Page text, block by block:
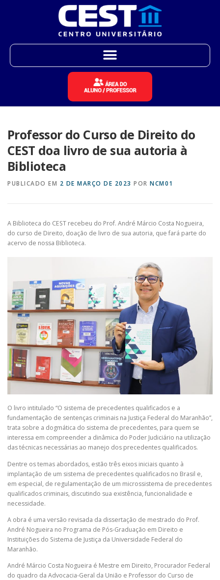
Professor do Curso de Direito do
CEST doa livro de sua autoria à
Biblioteca
PUBLICADO EM 2 DE MARÇO DE 2023 POR NCM01
A Biblioteca do CEST recebeu do Prof. André Márcio Costa Nogueira,
do curso de Direito, doação de livro de sua autoria, que fará parte do
acervo de nossa Biblioteca.
O livro intitulado “O sistema de precedentes qualificados e a
fundamentação de sentenças criminais na Justiça Federal do Maranhão”,
trata sobre a dogmática do sistema de precedentes, para quem se
interessa em compreender a dinâmica do Poder Judiciário na utilização
das técnicas necessárias ao manejo dos precedentes qualificados.
Dentre os temas abordados, estão três eixos iniciais quanto à
implantação de um sistema de precedentes qualificados no Brasil e,
em especial, de regulamentação de um microssistema de precedentes
qualificados criminais, discutindo sua existência, funcionalidade e
necessidade.
A obra é uma versão revisada da dissertação de mestrado do Prof.
André Nogueira no Programa de Pós-Graduação em Direito e
Instituições do Sistema de Justiça da Universidade Federal do
Maranhão.
André Márcio Costa Nogueira é Mestre em Direito, Procurador Federal
do quadro da Advocacia-Geral da União e Professor do Curso de